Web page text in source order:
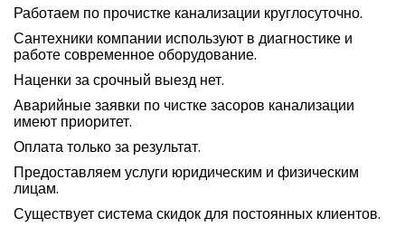
Работаем по прочистке канализации круглосуточно.
Сантехники компании используют в диагностике и
работе современное оборудование.
Наценки за срочный выезд нет.
Аварийные заявки по чистке засоров канализации
имеют приоритет.
Оплата только за результат.
Предоставляем услуги юридическим и физическим
лицам.
Существует система скидок для постоянных клиентов.